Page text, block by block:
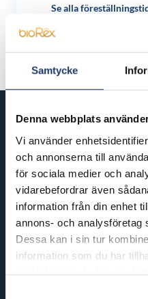
Samtycke
Denna webbplats
Vi använder
och annonserna till
för sociala medier och
vidarebefordrar även
information från din enhet
annons- och analysföretag
Dessa kan i sin tur
information som du har
samlat in när du har
Se alla
Kommande filmer